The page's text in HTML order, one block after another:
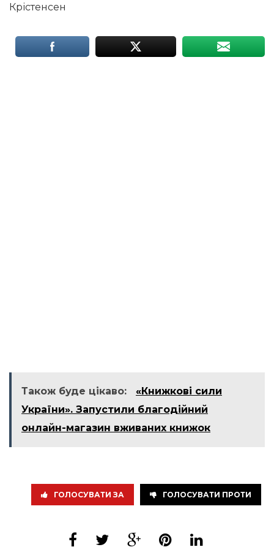
Крістенсен
Також буде цікаво:
«Книжкові сили
України». Запустили благодійний
онлайн-магазин вживаних книжок
ГОЛОСУВАТИ ЗА ГОЛОСУВАТИ ПРОТИ